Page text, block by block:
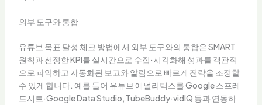
외부 도구와 통합
유튜브 목표 달성 체크 방법에서 외부 도구와의 통합은 SMART
원칙과 선정한 KPI를 실시간으로 수집·시각화해 성과를 객관적
으로 파악하고 자동화된 보고와 알림으로 빠르게 전략을 조정할
수 있게 합니다. 예를 들어 유튜브 애널리틱스를 Google 스프레
드시트·Google Data Studio, TubeBuddy·vidIQ 등과 연동하